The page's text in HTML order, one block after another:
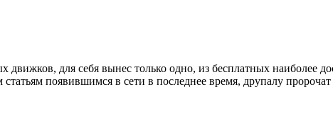
движков, для себя вынес только одно, из бесплатных наиболее
появившимся в сети в последнее время, друпалу